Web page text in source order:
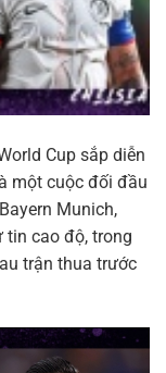
Cup sắp diễn
một cuộc đối đầu
Munich,
tin cao độ, trong
trận thua trước